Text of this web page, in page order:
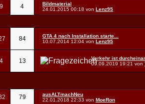
4
Bildmaterial
24.01.2015 00:18 von Lenz95
84
GTA 4 nach Installation starte...
10.07.2014 12:04 von Lenz95
13
Verkehr ist
09.09.2019 19:21 von
79
ausALTmachNeu
22.01.2018 22:33 von MoeRon